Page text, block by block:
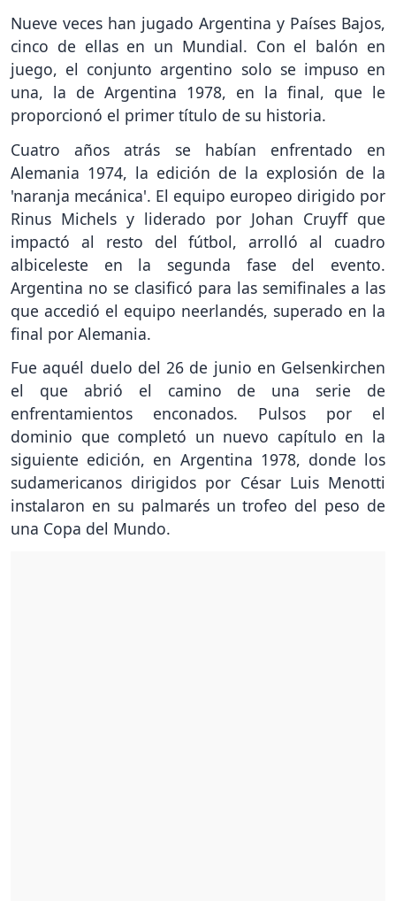
Nueve veces han jugado Argentina y Países Bajos,
cinco de ellas en un Mundial. Con el balón en
juego, el conjunto argentino solo se impuso en
una, la de Argentina 1978, en la final, que le
proporcionó el primer título de su historia.
Cuatro años atrás se habían enfrentado en
Alemania 1974, la edición de la explosión de la
'naranja mecánica'. El equipo europeo dirigido por
Rinus Michels y liderado por Johan Cruyff que
impactó al resto del fútbol, arrolló al cuadro
albiceleste en la segunda fase del evento.
Argentina no se clasificó para las semifinales a las
que accedió el equipo neerlandés, superado en la
final por Alemania.
Fue aquél duelo del 26 de junio en Gelsenkirchen
el que abrió el camino de una serie de
enfrentamientos enconados. Pulsos por el
dominio que completó un nuevo capítulo en la
siguiente edición, en Argentina 1978, donde los
sudamericanos dirigidos por César Luis Menotti
instalaron en su palmarés un trofeo del peso de
una Copa del Mundo.